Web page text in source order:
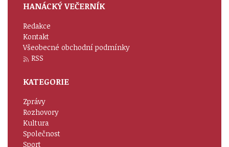
HANÁCKÝ VEČERNÍK
Redakce
Kontakt
Všeobecné obchodní podmínky
RSS
KATEGORIE
Zprávy
Rozhovory
Kultura
Společnost
Sport